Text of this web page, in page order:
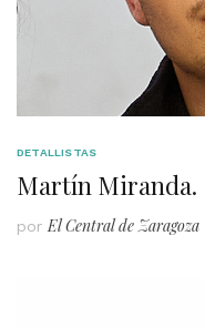
DETALLISTAS
Martín Miranda.
por El Central de Zaragoza